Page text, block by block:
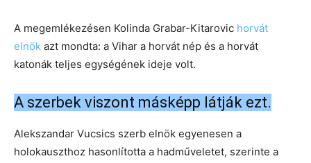
A megemlékezésen Kolinda Grabar-Kitarovic horvát
elnök azt mondta: a Vihar a horvát nép és a horvát
katonák teljes egységének ideje volt.
A szerbek viszont másképp látják ezt.
Alekszandar Vucsics szerb elnök egyenesen a
holokauszthoz hasonlította a hadműveletet, szerinte a